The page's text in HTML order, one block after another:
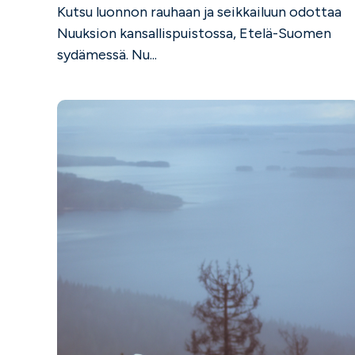
Kutsu luonnon rauhaan ja seikkailuun odottaa
Nuuksion kansallispuistossa, Etelä-Suomen
sydämessä. Nu...